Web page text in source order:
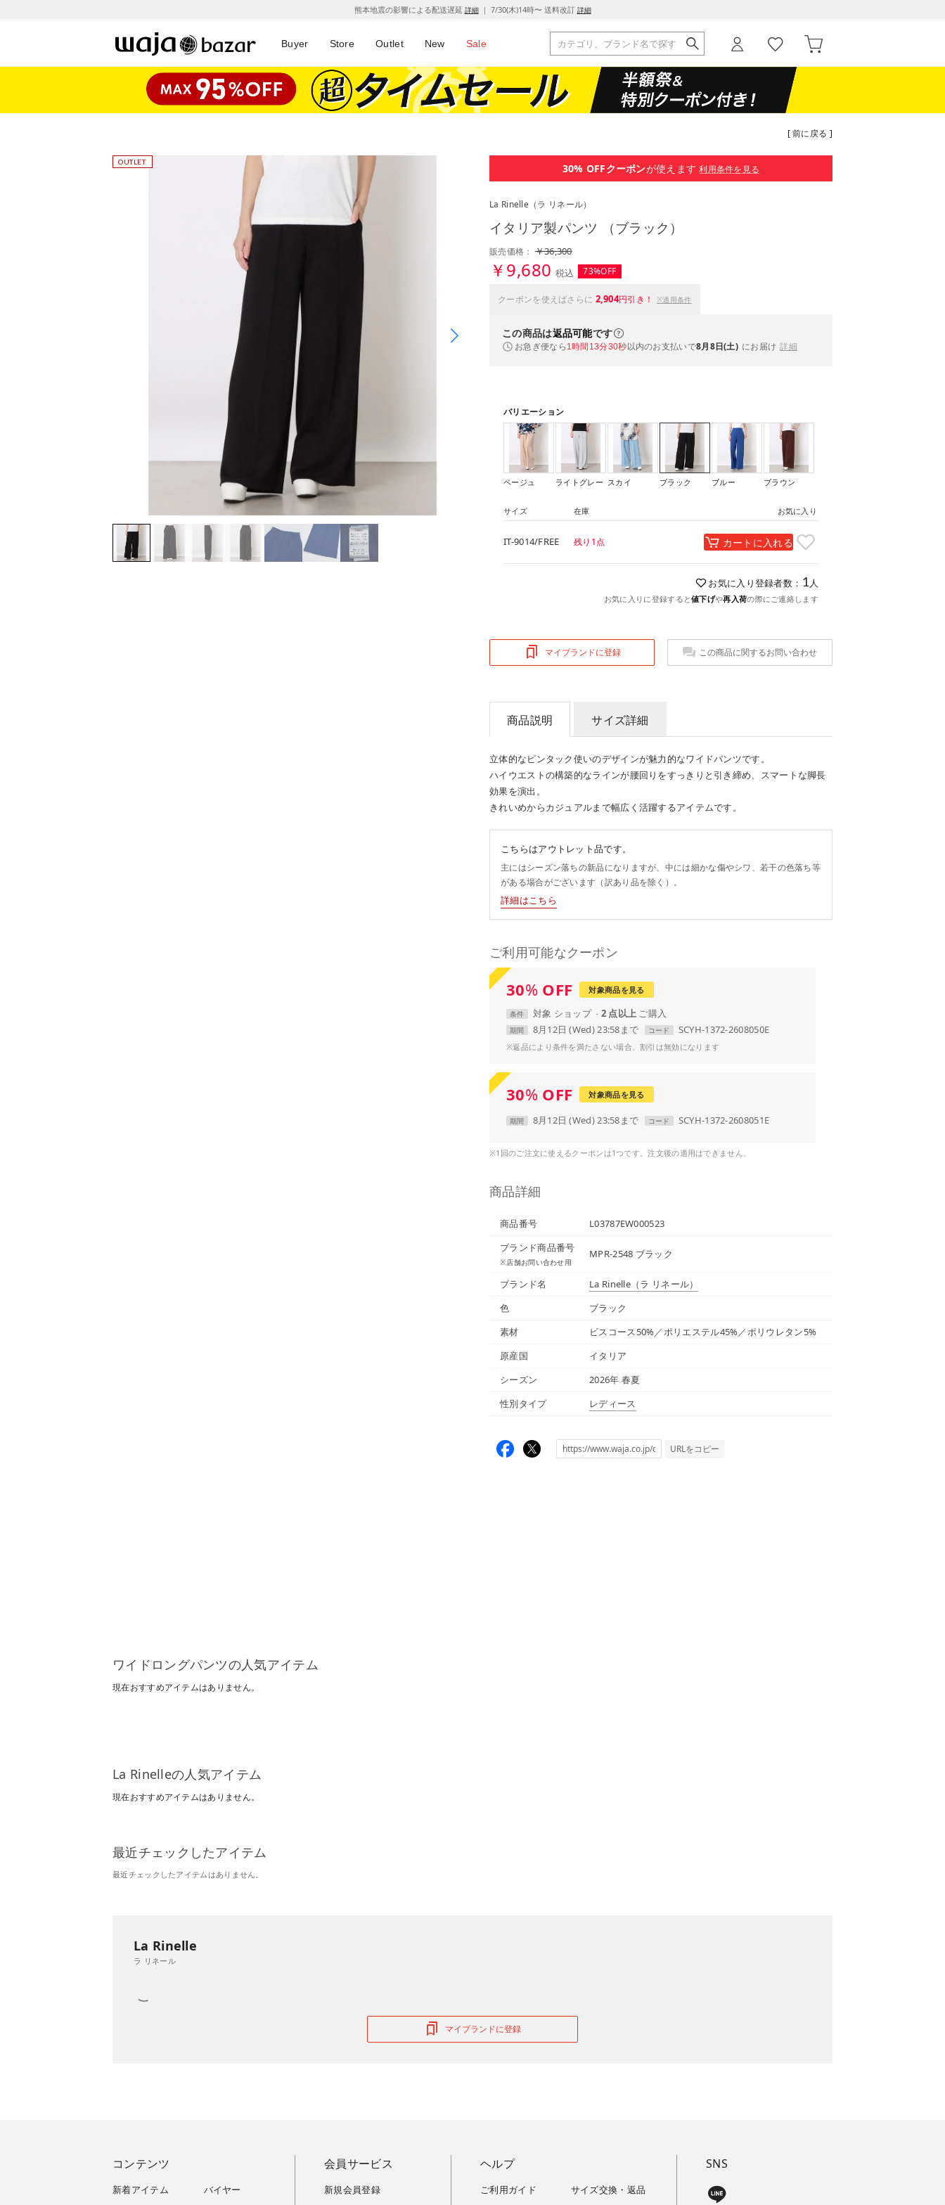
熊本地震の影響による配送遅延 詳細｜ 7/30(木)14時〜 送料改訂 詳細
Buyer Store Outlet New Sale
[ 前に戻る ]
30% OFFクーポンが使えます 利用条件を見る
La Rinelle （ラ リネール）
イタリア製パンツ （ブラック）
販売価格：￥36,300
￥9,680 税込 73%OFF
クーポンを使えばさらに 2,904円引き！ ※適用条件
この商品は返品可能です
お急ぎ便なら 1時間13分29秒以内のお支払いで8月8日(土) にお届け 詳細
バリエーション
ベージュ ライトグレー スカイ ブラック ブルー ブラウン
サイズ 在庫 お気に入り
IT-9014/FREE 残り1点 カートに入れる
お気に入り登録者数： 1 人
お気に入りに登録すると値下げや再入荷の際にご連絡します
マイブランドに登録 この商品に関するお問い合わせ
商品説明 サイズ詳細
立体的なピンタック使いのデザインが魅力的なワイドパンツです。
ハイウエストの構築的なラインが腰回りをすっきりと引き締め、スマートな脚長
効果を演出。
きれいめからカジュアルまで幅広く活躍するアイテムです。
こちらはアウトレット品です。
主にはシーズン落ちの新品になりますが、中には細かな傷やシワ、若干の色落ち等
がある場合がございます（訳あり品を除く）。
詳細はこちら
ご利用可能なクーポン
30%OFF 対象商品を見る
条件 対象 ショップ 2 点以上
期間 8月12日 (Wed) 23:58まで コード SCYH-1372-2608050E
※返品により条件を満たさない場合、割引は無効になります
30%OFF 対象商品を見る
期間 8月12日 (Wed) 23:58まで コード SCYH-1372-2608051E
※1回のご注文に使えるクーポンは1つです。注文後の適用はできません。
商品詳細
商品番号
L03787EW000523
ブランド商品番号
※店舗お問い合わせ用
MPR-2548 ブラック
ブランド名 La Rinelle （ラ リネール）
色
ブラック
素材
ビスコース50%／ポリエステル45%／ポリウレタン5%
原産国
イタリア
シーズン
2026年 春夏
性別タイプ
レディース
URLをコピー
ワイドロングパンツの人気アイテム
現在おすすめアイテムはありません。
La Rinelleの人気アイテム
現在おすすめアイテムはありません。
最近チェックしたアイテム
最近チェックしたアイテムはありません。
La Rinelle
ラ リネール
マイブランドに登録
コンテンツ
新着アイテム
バイヤー
会員サービス
新規会員登録
ヘルプ
ご利用ガイド
サイズ交換・返品
SNS